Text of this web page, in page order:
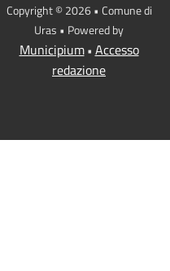
Copyright © 2026 • Comune di
Uras • Powered by
Municipium• Accesso
redazione